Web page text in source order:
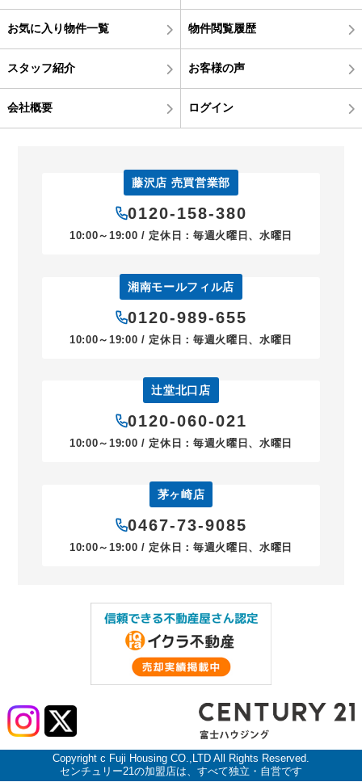
お気に入り物件一覧 物件閲覧履歴
スタッフ紹介 お客様の声
会社概要 ログイン
藤沢店 売買営業部
0120-158-380
10:00～19:00 / 定休日：毎週火曜日、水曜日
湘南モールフィル店
0120-989-655
10:00～19:00 / 定休日：毎週火曜日、水曜日
辻堂北口店
0120-060-021
10:00～19:00 / 定休日：毎週火曜日、水曜日
茅ヶ崎店
0467-73-9085
10:00～19:00 / 定休日：毎週火曜日、水曜日
Copyright c Fuji Housing CO.,LTD All Rights Reserved.
センチュリー21の加盟店は、すべて独立・自営です